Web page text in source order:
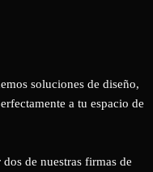
soluciones de diseño,
a tu espacio de
de nuestras firmas de